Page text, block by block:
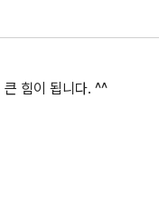
큰 힘이 됩니다. ^^